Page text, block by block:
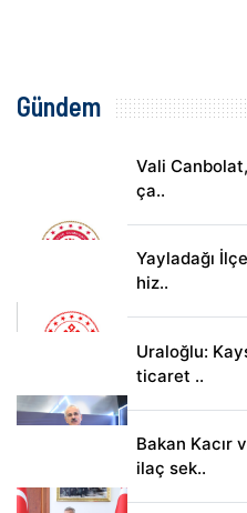
Gündem
Vali Canbolat,
ça..
Yayladağı
hiz..
Uraloğlu:
ticaret ..
Bakan Kacır
ilaç sek..